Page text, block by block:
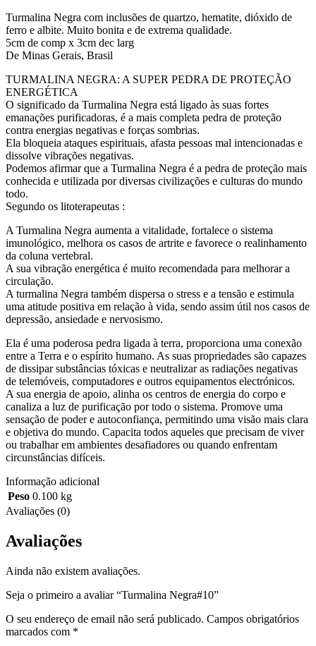
Turmalina Negra com inclusões de quartzo, hematite, dióxido de
ferro e albite. Muito bonita e de extrema qualidade.
5cm de comp x 3cm dec larg
De Minas Gerais, Brasil
TURMALINA NEGRA: A SUPER PEDRA DE PROTEÇÃO
ENERGÉTICA
O significado da Turmalina Negra está ligado às suas fortes
emanações purificadoras, é a mais completa pedra de proteção
contra energias negativas e forças sombrias.
Ela bloqueia ataques espirituais, afasta pessoas mal intencionadas e
dissolve vibrações negativas.
Podemos afirmar que a Turmalina Negra é a pedra de proteção mais
conhecida e utilizada por diversas civilizações e culturas do mundo
todo.
Segundo os litoterapeutas :
A Turmalina Negra aumenta a vitalidade, fortalece o sistema
imunológico, melhora os casos de artrite e favorece o realinhamento
da coluna vertebral.
A sua vibração energética é muito recomendada para melhorar a
circulação.
A turmalina Negra também dispersa o stress e a tensão e estimula
uma atitude positiva em relação à vida, sendo assim útil nos casos de
depressão, ansiedade e nervosismo.
Ela é uma poderosa pedra ligada à terra, proporciona uma conexão
entre a Terra e o espírito humano. As suas propriedades são capazes
de dissipar substâncias tóxicas e neutralizar as radiações negativas
de telemóveis, computadores e outros equipamentos electrónicos.
A sua energia de apoio, alinha os centros de energia do corpo e
canaliza a luz de purificação por todo o sistema. Promove uma
sensação de poder e autoconfiança, permitindo uma visão mais clara
e objetiva do mundo. Capacita todos aqueles que precisam de viver
ou trabalhar em ambientes desafiadores ou quando enfrentam
circunstâncias difíceis.
Informação adicional
Peso 0.100 kg
Avaliações (0)
Avaliações
Ainda não existem avaliações.
Seja o primeiro a avaliar “Turmalina Negra#10”
O seu endereço de email não será publicado. Campos obrigatórios
marcados com *